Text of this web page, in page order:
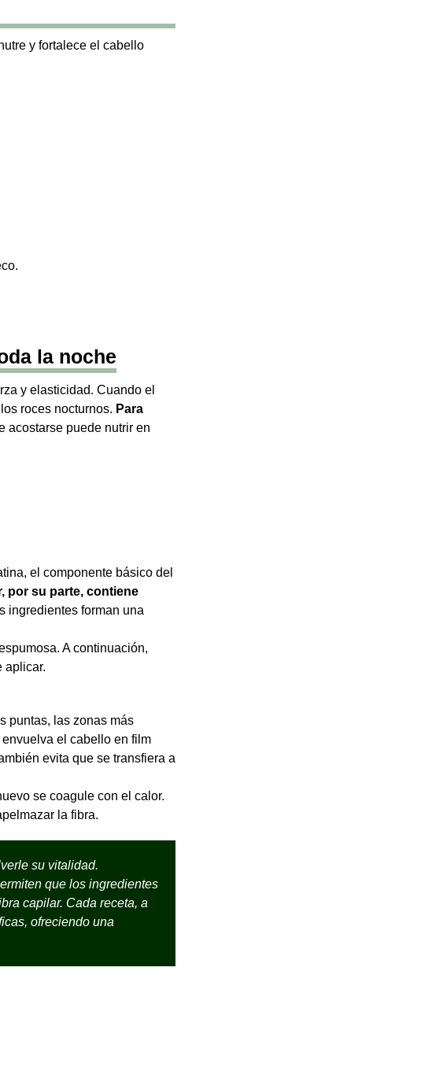
y fortalece el cabello
la noche
y elasticidad. Cuando el
roces nocturnos. Para
acostarse puede nutrir en
el componente básico del
por su parte, contiene
ingredientes forman una
A continuación,
aplicar.
puntas, las zonas más
el cabello en film
evita que se transfiera a
se coagule con el calor.
la fibra.
su vitalidad.
que los ingredientes
capilar. Cada receta, a
ofreciendo una